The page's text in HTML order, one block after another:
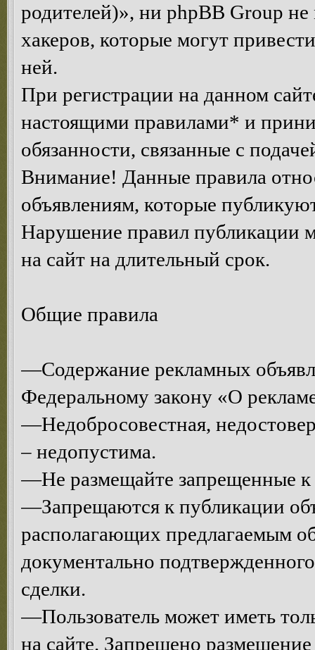
родителей)», ни phpBB Group не
хакеров, которые могут
ней.
При регистрации на данном
настоящими правилами* и
обязанности, связанные с
Внимание! Данные правила
объявлениям, которые
Нарушение правил публикации
на сайт на длительный срок.
Общие правила
—Содержание рекламных
Федеральному закону «О
—Недобросовестная,
– недопустима.
—Не размещайте запрещенные к
—Запрещаются к публикации
располагающих предлагаемым
документально
сделки.
—Пользователь может иметь
на сайте. Запрещено